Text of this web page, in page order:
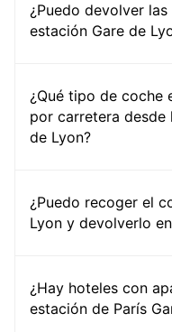
¿Puedo devolver
estación Gare de
¿Qué tipo de coche
por carretera desde
de Lyon?
¿Puedo recoger el
Lyon y devolverlo
¿Hay hoteles con
estación de París